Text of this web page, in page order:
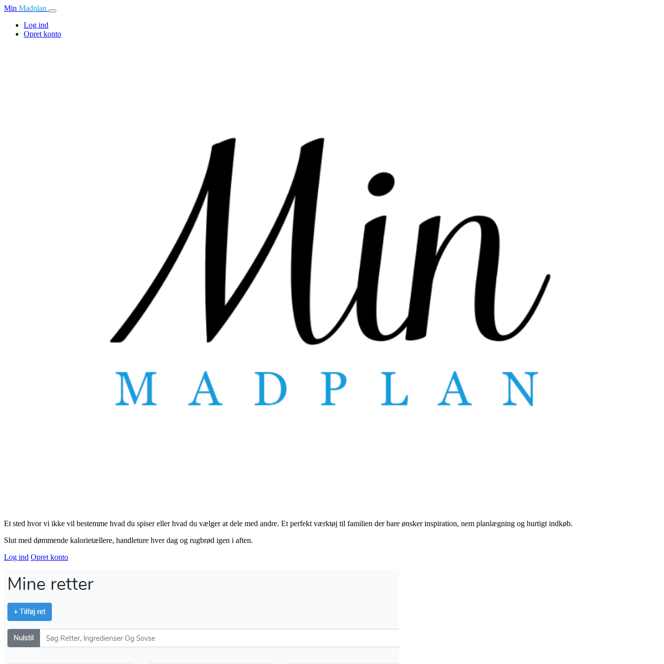
Min Madplan
Log ind
Opret konto
Et sted hvor vi ikke vil bestemme hvad du spiser eller hvad du vælger at dele med andre. Et perfekt værktøj til familien der bare ønsker inspiration, nem planlægning og hurtigt indkøb.
Slut med dømmende kalorietællere, handleture hver dag og rugbrød igen i aften.
Log ind Opret konto